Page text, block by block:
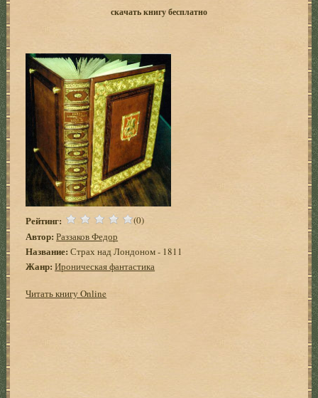
скачать книгу бесплатно
Рейтинг: (0)
Автор: Раззаков Федор
Название: Страх над Лондоном - 1811
Жанр: Ироническая фантастика
Читать книгу Online